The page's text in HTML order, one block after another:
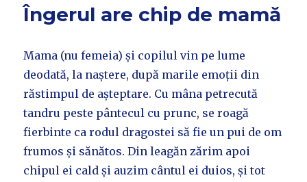
Îngerul are chip de mamă
Mama (nu femeia) și copilul vin pe lume
deodată, la naștere, după marile emoții din
răstimpul de așteptare. Cu mâna petrecută
tandru peste pântecul cu prunc, se roagă
fierbinte ca rodul dragostei să fie un pui de om
frumos și sănătos. Din leagăn zărim apoi
chipul ei cald și auzim cântul ei duios, și tot